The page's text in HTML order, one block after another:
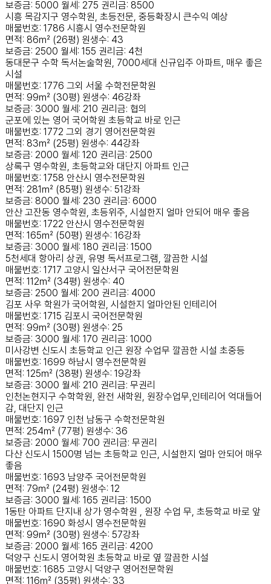
보증금: 5000 월세: 275 권리금: 8500
시흥 목감지구 영수학원, 초등전문, 중등확장시 큰수익 예상
매물번호: 1786 시흥시 영수전문학원
면적: 86㎡ (26평) 원생수: 43
보증금: 2500 월세: 155 권리금: 4천
동대문구 수학 독서논술학원, 7000세대 신규입주 아파트, 매우 좋은
시설
매물번호: 1776 그외 서울 수학전문학원
면적: 99㎡ (30평) 원생수: 46강좌
보증금: 3000 월세: 210 권리금: 협의
군포에 있는 영어 국어학원 초등학교 바로 인근
매물번호: 1772 그외 경기 영어전문학원
면적: 83㎡ (25평) 원생수: 44강좌
보증금: 2000 월세: 120 권리금: 2500
상록구 영수학원, 초등학교와 대단지 아파트 인근
매물번호: 1758 안산시 영수전문학원
면적: 281㎡ (85평) 원생수: 51강좌
보증금: 8000 월세: 230 권리금: 6000
안산 고잔동 영수학원, 초등위주, 시설한지 얼마 안되어 매우 좋음
매물번호: 1722 안산시 영수전문학원
면적: 165㎡ (50평) 원생수: 16강좌
보증금: 3000 월세: 180 권리금: 1500
5천세대 항아리 상권, 유명 독서프로그램, 깔끔한 시설
매물번호: 1717 고양시 일산서구 국어전문학원
면적: 112㎡ (34평) 원생수: 40
보증금: 2500 월세: 200 권리금: 4000
김포 사우 학원가 국어학원, 시설한지 얼마안된 인테리어
매물번호: 1715 김포시 국어전문학원
면적: 99㎡ (30평) 원생수: 25
보증금: 3000 월세: 170 권리금: 1000
미사강변 신도시 초등학교 인근 원장 수업무 깔끔한 시설 초중등
매물번호: 1699 하남시 영수전문학원
면적: 125㎡ (38평) 원생수: 19강좌
보증금: 3000 월세: 210 권리금: 무권리
인천논현지구 수학학원, 완전 새학원, 원장수업무,인테리어 억대들어
감, 대단지 인근
매물번호: 1697 인천 남동구 수학전문학원
면적: 254㎡ (77평) 원생수: 36
보증금: 2000 월세: 700 권리금: 무권리
다산 신도시 1500명 넘는 초등학교 인근, 시설한지 얼마 안되어 매우
좋음
매물번호: 1693 남양주 국어전문학원
면적: 79㎡ (24평) 원생수: 12
보증금: 3000 월세: 165 권리금: 1500
1동탄 아파트 단지내 상가 영수학원 , 원장 수업 무, 초등학교 바로 앞
매물번호: 1690 화성시 영수전문학원
면적: 99㎡ (30평) 원생수: 57강좌
보증금: 2000 월세: 165 권리금: 4200
덕양구 신도시 영어학원 초등학교 바로 옆 깔끔한 시설
매물번호: 1685 고양시 덕양구 영어전문학원
면적: 116㎡ (35평) 원생수: 33